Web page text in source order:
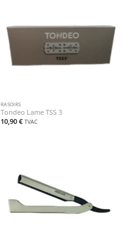
RASOIRS
Tondeo Lame TSS 3
10,90 € TVAC